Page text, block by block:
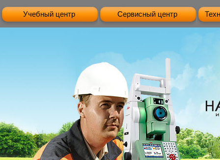
Учебный центр Сервисный центр